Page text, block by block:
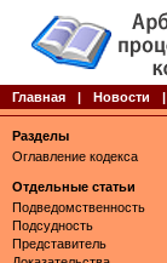
Главная | Новости |
Разделы
Оглавление кодекса
Отдельные статьи
Подведомственность
Подсудность
Представитель